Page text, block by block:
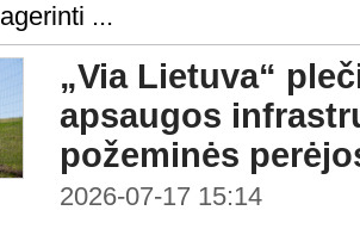
...
„Via Lietuva“
apsaugos
požeminės
2026-07-17 15:14